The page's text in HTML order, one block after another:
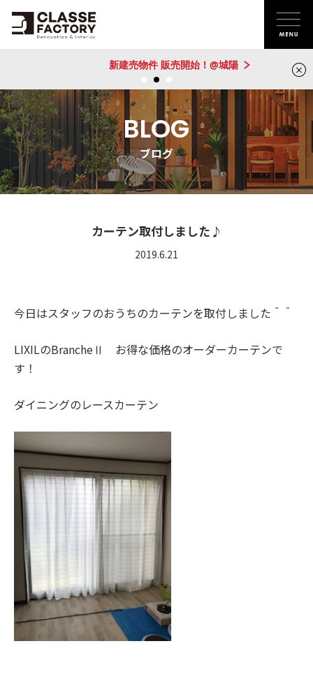
新建売物件 販売開始！@城陽
BLOG
ブログ
カーテン取付しました♪
2019.6.21
今日はスタッフのおうちのカーテンを取付しました＾＾
LIXILのBrancheⅡ お得な価格のオーダーカーテンで
す！
ダイニングのレースカーテン